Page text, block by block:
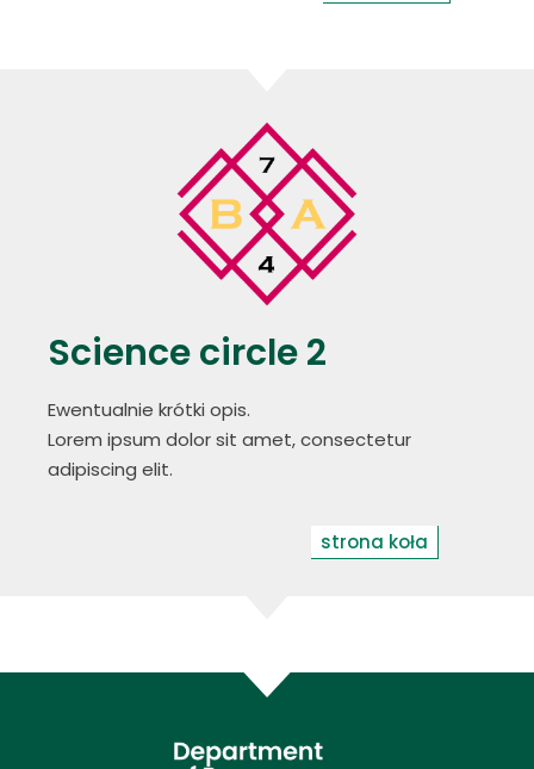
Science circle 2
Ewentualnie krótki opis.
Lorem ipsum dolor sit amet, consectetur
adipiscing elit.
strona koła